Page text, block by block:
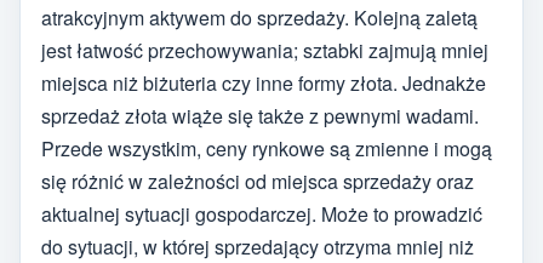
atrakcyjnym aktywem do sprzedaży. Kolejną zaletą
jest łatwość przechowywania; sztabki zajmują mniej
miejsca niż biżuteria czy inne formy złota. Jednakże
sprzedaż złota wiąże się także z pewnymi wadami.
Przede wszystkim, ceny rynkowe są zmienne i mogą
się różnić w zależności od miejsca sprzedaży oraz
aktualnej sytuacji gospodarczej. Może to prowadzić
do sytuacji, w której sprzedający otrzyma mniej niż